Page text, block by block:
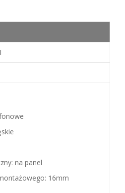
na panel
16mm